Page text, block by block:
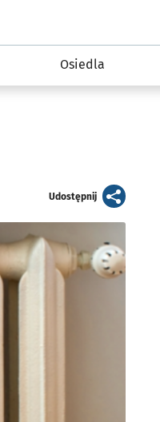
Osiedla
Udostępnijartykuł